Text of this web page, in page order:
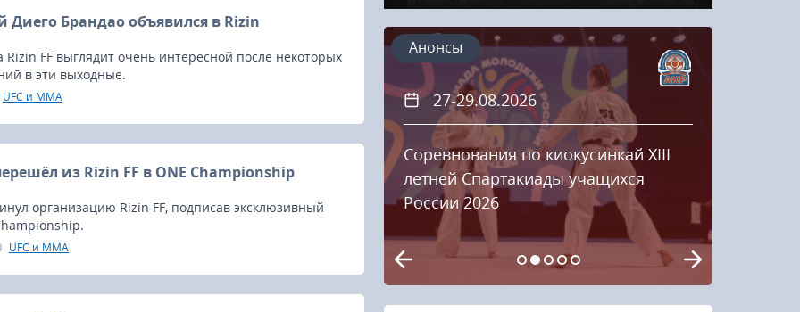
Диего Брандао объявился в Rizin
Rizin FF выглядит очень интересной после некоторых
в эти выходные.
UFC и MMA
из Rizin FF в ONE Championship
организацию Rizin FF, подписав эксклюзивный
UFC и MMA
27-29.08.2026
Соревнования по киокусинкай XIII
летней Спартакиады учащихся
России 2026
Анонсы